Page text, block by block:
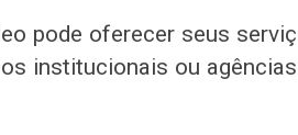
pode oferecer seus
institucionais ou